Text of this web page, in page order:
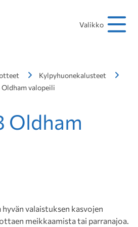
Valikko
Kylpyhuonekalusteet
valopeili
Oldham
valaistuksen kasvojen
meikkaamista tai parranajoa.